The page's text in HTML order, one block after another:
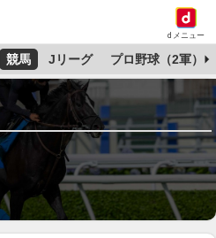
dメニュー
競馬 Jリーグ プロ野球（2軍）